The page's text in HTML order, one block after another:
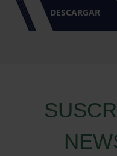
DESCARGAR